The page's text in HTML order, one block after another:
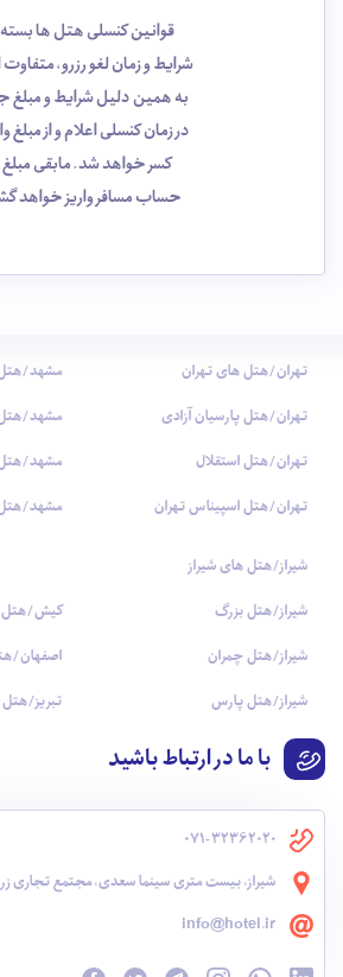
قوانین کنسلی هتل ها
شرایط و زمان لغو رزرو،
به همین دلیل شرایط و مبلغ
در زمان کنسلی اعلام و از مبلغ
کسر خواهد شد. مابقی مبلغ
حساب مسافر واریز خواهد
تهران/هتل های تهران
تهران/هتل پارسیان آزادی
تهران/هتل استقلال
تهران/هتل اسپیناس تهران
مشهد/
مشهد/هتل
مشهد/
مشهد/
شیراز/هتل های شیراز
شیراز/هتل بزرگ
شیراز/هتل چمران
شیراز/هتل پارس
کیش/هتل
اصفهان/
تبریز/هتل
با ما در ارتباط باشید
071-32362020
شیراز، بیست متری سینما سعدی، مجتمع تجاری زر،
info@hotel.ir